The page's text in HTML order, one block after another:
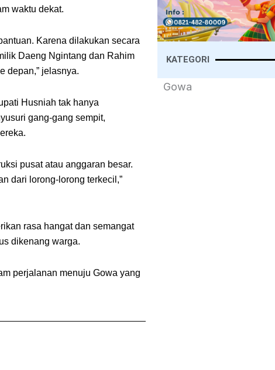
waktu dekat.
Karena dilakukan secara
Daeng Ngintang dan Rahim
depan,” jelasnya.
Husniah tak hanya
gang-gang sempit,
pusat atau anggaran besar.
dari lorong-lorong terkecil,”
rasa hangat dan semangat
dikenang warga.
perjalanan menuju Gowa yang
KATEGORI
Gowa